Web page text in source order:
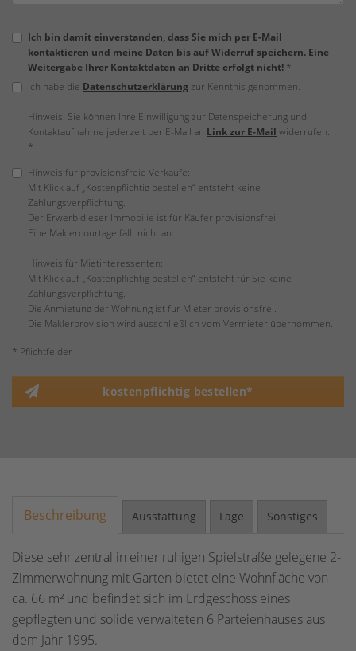
Ich bin damit einverstanden, dass Sie mich per E-Mail
kontaktieren und meine Daten bis auf Widerruf speichern. Eine
Weitergabe Ihrer Kontaktdaten an Dritte erfolgt nicht! *
Ich habe die Datenschutzerklärung zur Kenntnis genommen.
Hinweis: Sie können Ihre Einwilligung zur Datenspeicherung und
Kontaktaufnahme jederzeit per E-Mail an Link zur E-Mail widerrufen.
*
Hinweis für provisionsfreie Verkäufe:
Mit Klick auf „Kostenpflichtig bestellen“ entsteht keine
Zahlungsverpflichtung.
Der Erwerb dieser Immobilie ist für Käufer provisionsfrei.
Eine Maklercourtage fällt nicht an.
Hinweis für Mietinteressenten:
Mit Klick auf „Kostenpflichtig bestellen“ entsteht für Sie keine
Zahlungsverpflichtung.
Die Anmietung der Wohnung ist für Mieter provisionsfrei.
Die Maklerprovision wird ausschließlich vom Vermieter übernommen.
* Pflichtfelder
kostenpflichtig bestellen*
Beschreibung Ausstattung Lage Sonstiges
Diese sehr zentral in einer ruhigen Spielstraße gelegene 2-
Zimmerwohnung mit Garten bietet eine Wohnfläche von
ca. 66 m² und befindet sich im Erdgeschoss eines
gepflegten und solide verwalteten 6 Parteienhauses aus
dem Jahr 1995.